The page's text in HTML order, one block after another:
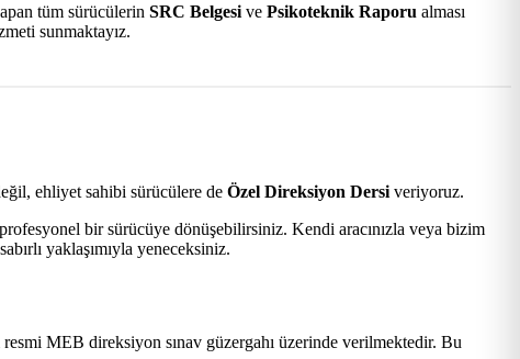
tüm sürücülerin SRC Belgesi ve Psikoteknik Raporu alması
sunmaktayız.
ehliyet sahibi sürücülere de Özel Direksiyon Dersiveriyoruz.
bir sürücüye dönüşebilirsiniz. Kendi aracınızla veya bizim
yaklaşımıyla yeneceksiniz.
MEB direksiyon sınav güzergahı üzerinde verilmektedir. Bu